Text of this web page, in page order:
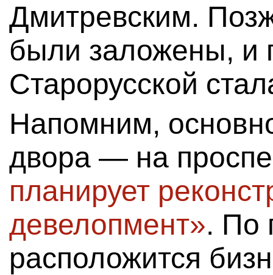
Дмитревским.
были заложены, и
Старорусской
Напомним,
двора — на
планирует
девелопмент». По
расположится